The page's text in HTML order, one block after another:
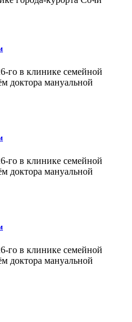
го в клинике семейной
доктора мануальной
го в клинике семейной
доктора мануальной
го в клинике семейной
доктора мануальной